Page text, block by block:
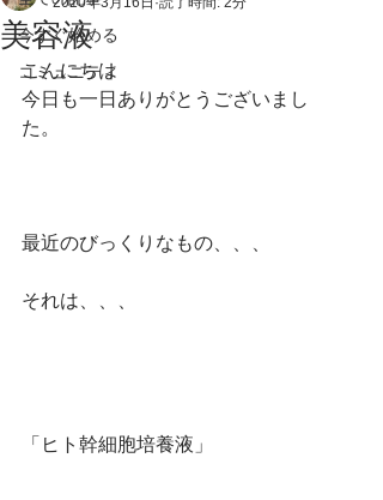
今すぐ始める
コミュニティ
美容液
こんにちは
今日も一日ありがとうございまし
た。
最近のびっくりなもの、、、
それは、、、
「ヒト幹細胞培養液」